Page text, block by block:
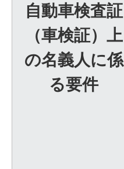
自動車検査証
（車検証）上
の名義人に係
る要件